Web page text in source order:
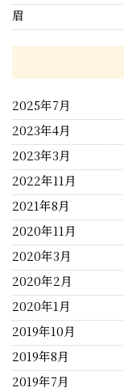
眉
2025年7月
2023年4月
2023年3月
2022年11月
2021年8月
2020年11月
2020年3月
2020年2月
2020年1月
2019年10月
2019年8月
2019年7月